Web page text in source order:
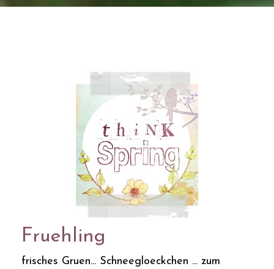
Fruehling
frisches Gruen... Schneegloeckchen ... zum